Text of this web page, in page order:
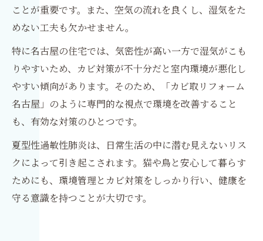
ことが重要です。また、空気の流れを良くし、湿気をた
めない工夫も欠かせません。
特に名古屋の住宅では、気密性が高い一方で湿気がこも
りやすいため、カビ対策が不十分だと室内環境が悪化し
やすい傾向があります。そのため、「カビ取リフォーム
名古屋」のように専門的な視点で環境を改善すること
も、有効な対策のひとつです。
夏型性過敏性肺炎は、日常生活の中に潜む見えないリス
クによって引き起こされます。猫や鳥と安心して暮らす
ためにも、環境管理とカビ対策をしっかり行い、健康を
守る意識を持つことが大切です。